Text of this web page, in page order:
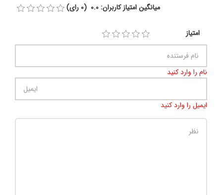
میانگین امتیاز کاربران: 0.0 (0 رای)
امتیاز
نام را وارد کنید
ایمیل را وارد کنید